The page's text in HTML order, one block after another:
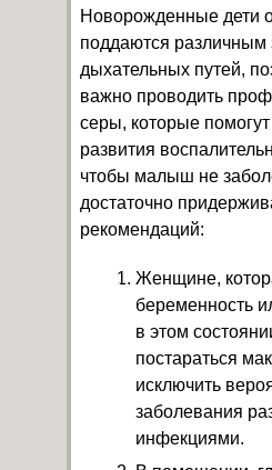
Новорожденные дети
поддаются различным
дыхательных путей,
важно проводить
серы, которые
развития
чтобы малыш не
достаточно
рекомендаций:
Женщине,
беременность
в этом
постараться
исключить
заболевания
инфекциями.